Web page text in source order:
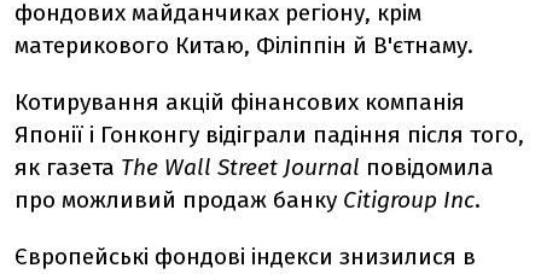
фондових майданчиках регіону, крім
материкового Китаю, Філіппін й В'єтнаму.
Котирування акцій фінансових компанія
Японії і Гонконгу відіграли падіння після того,
як газета The Wall Street Journal повідомила
про можливий продаж банку Citigroup Inc.
Європейські фондові індекси знизилися в